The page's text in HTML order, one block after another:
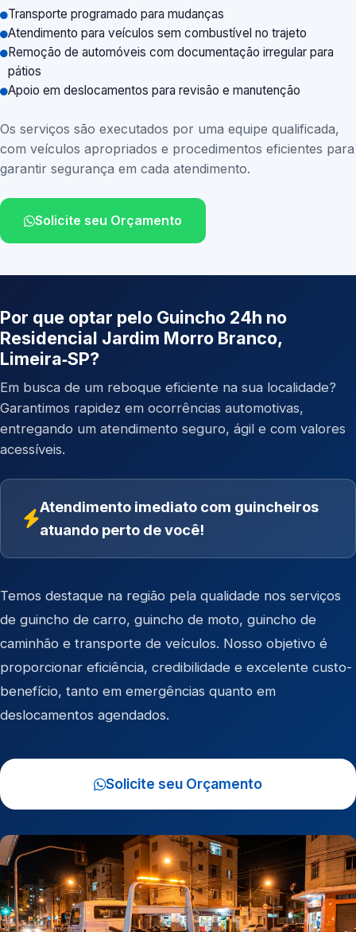
Transporte programado para mudanças
Atendimento para veículos sem combustível no trajeto
Remoção de automóveis com documentação irregular para
pátios
Apoio em deslocamentos para revisão e manutenção
Os serviços são executados por uma equipe qualificada,
com veículos apropriados e procedimentos eficientes para
garantir segurança em cada atendimento.
Solicite seu Orçamento
Por que optar pelo Guincho 24h no
Residencial Jardim Morro Branco,
Limeira‑SP?
Em busca de um reboque eficiente na sua localidade?
Garantimos rapidez em ocorrências automotivas,
entregando um atendimento seguro, ágil e com valores
acessíveis.
Atendimento imediato com guincheiros
atuando perto de você!
Temos destaque na região pela qualidade nos serviços
de guincho de carro, guincho de moto, guincho de
caminhão e transporte de veículos. Nosso objetivo é
proporcionar eficiência, credibilidade e excelente custo-
benefício, tanto em emergências quanto em
deslocamentos agendados.
Solicite seu Orçamento